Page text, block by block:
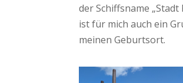
der Schiffsname „Stadt
ist für mich auch ein
meinen Geburtsort.